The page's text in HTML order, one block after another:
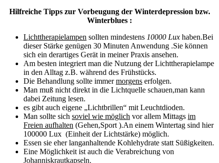
Hilfreiche Tipps zur Vorbeugung der Winterdepression bzw.
Winterblues :
Lichttherapielampen sollten mindestens 10000 Lux haben.Bei
dieser Stärke genügen 30 Minuten Anwendung .Sie können
sich ein derartiges Gerät in meiner Praxis ansehen.
Am besten integriert man die Nutzung der Lichttherapielampe
in den Alltag z.B. während des Frühstücks.
Die Behandlung sollte immermorgens erfolgen.
Man muß nicht direkt in die Lichtquelle schauen,man kann
dabei Zeitung lesen.
es gibt auch eigene „Lichtbrillen“ mit Leuchtdioden.
Man sollte sich soviel wie möglich vor allem Mittags im
Freien aufhalten (Gehen,Sport ).An einem Wintertag sind hier
100000 Lux (Einheit der Lichtstärke) möglich.
Essen sie eher langanhaltende Kohlehydrate statt Süßigkeiten.
Eine Möglichkeit ist auch die Verabreichung von
Johanniskrautkapseln.